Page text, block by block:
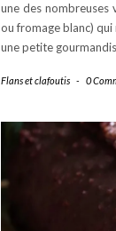
une des nombreuses
ou fromage blanc)
une petite
Flans et clafoutis - 0